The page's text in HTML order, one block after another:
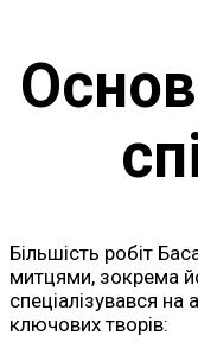
Більшість робіт
митцями, зокрема
спеціалізувався на
ключових творів: